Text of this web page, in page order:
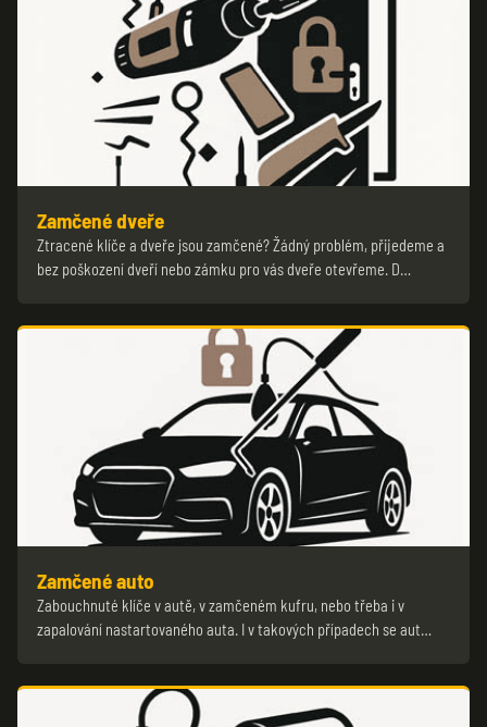
Zamčené dveře
Ztracené klíče a dveře jsou zamčené? Žádný problém, přijedeme a
bez poškození dveří nebo zámku pro vás dveře otevřeme. D…
Zamčené auto
Zabouchnuté klíče v autě, v zamčeném kufru, nebo třeba i v
zapalování nastartovaného auta. I v takových případech se aut…